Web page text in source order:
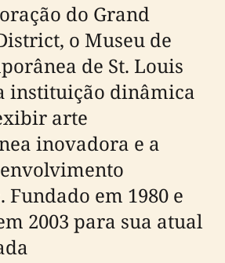
do Grand
o Museu de
de St. Louis
instituição dinâmica
arte
inovadora e a
em 1980 e
2003 para sua atual